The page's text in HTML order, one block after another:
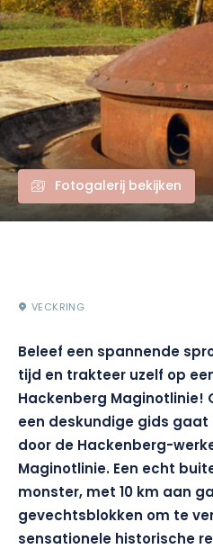
Fotogalerij bekijken
VECKRING
Beleef een spannende
tijd en trakteer uzelf op
Hackenberg Maginotlinie!
een deskundige gids
door de Hackenberg-
Maginotlinie. Een echt
monster, met 10 km aan
gevechtsblokken om te
sensationele historische